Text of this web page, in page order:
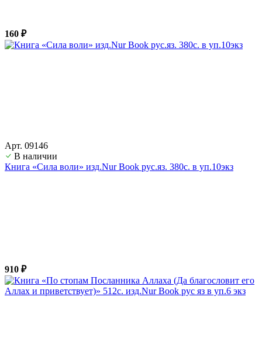
160 ₽
Арт. 09146
В наличии
Книга «Сила воли» изд.Nur Book рус.яз. 380с. в уп.10экз
910 ₽